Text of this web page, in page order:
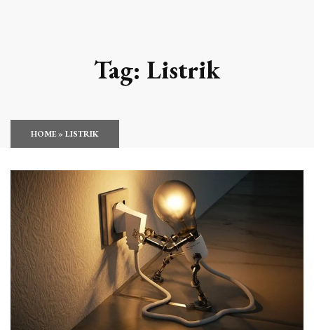
Tag: Listrik
HOME»LISTRIK